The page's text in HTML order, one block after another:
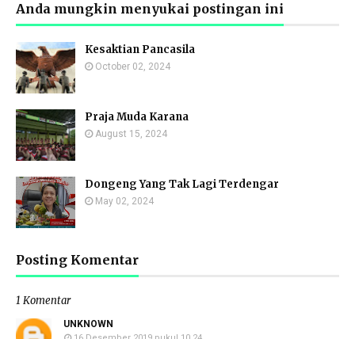
Anda mungkin menyukai postingan ini
Kesaktian Pancasila
October 02, 2024
Praja Muda Karana
August 15, 2024
Dongeng Yang Tak Lagi Terdengar
May 02, 2024
Posting Komentar
1 Komentar
UNKNOWN